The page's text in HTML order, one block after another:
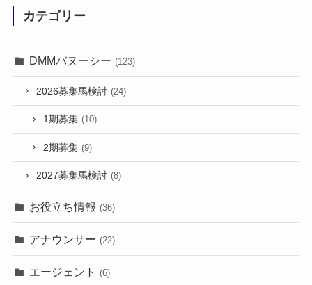
カテゴリー
DMMバヌーシー (123)
2026募集馬検討 (24)
1期募集 (10)
2期募集 (9)
2027募集馬検討 (8)
お役立ち情報 (36)
アナウンサー (22)
エージェント (6)